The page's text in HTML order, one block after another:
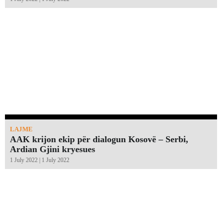
LAJME
AAK krijon ekip për dialogun Kosovë – Serbi,
Ardian Gjini kryesues
1 July 2022 | 1 July 2022